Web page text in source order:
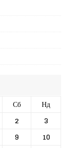
Сб
Нд
2
3
9
10